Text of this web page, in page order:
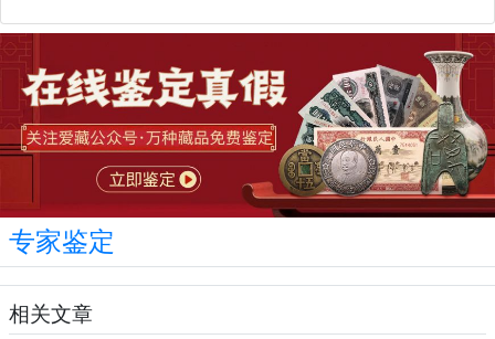
专家鉴定
相关文章